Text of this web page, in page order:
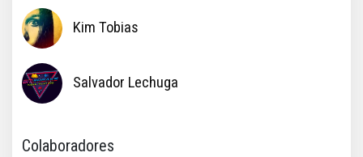
Kim Tobias
Salvador Lechuga
Colaboradores